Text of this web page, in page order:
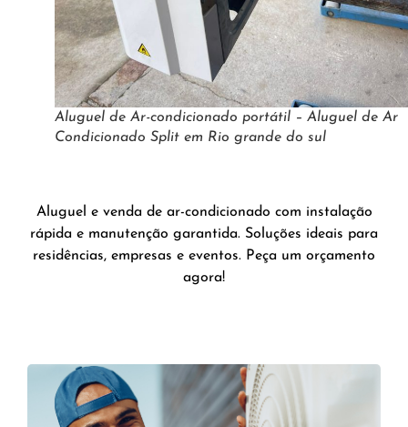
Aluguel de Ar-condicionado portátil – Aluguel de Ar
Condicionado Split em Rio grande do sul
Aluguel e venda de ar-condicionado com instalação
rápida e manutenção garantida. Soluções ideais para
residências, empresas e eventos. Peça um orçamento
agora!